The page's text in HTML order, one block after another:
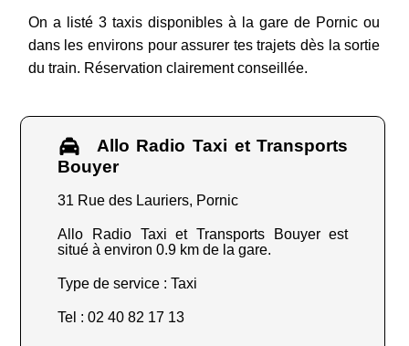
On a listé 3 taxis disponibles à la gare de Pornic ou
dans les environs pour assurer tes trajets dès la sortie
du train. Réservation clairement conseillée.
Allo Radio Taxi et Transports
Bouyer
31 Rue des Lauriers, Pornic
Allo Radio Taxi et Transports Bouyer est
situé à environ 0.9 km de la gare.
Type de service : Taxi
Tel : 02 40 82 17 13